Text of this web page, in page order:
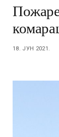
18. ЈУН 2021.